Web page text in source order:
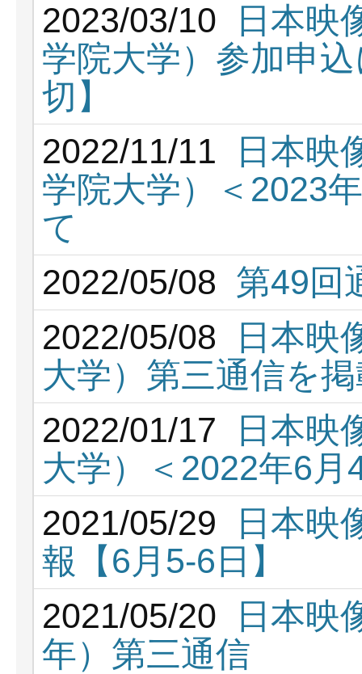
2023/03/10
日本映
学院大学）参加申
切】
2022/11/11
日本映
学院大学）＜2023
て
2022/05/08 第49回
2022/05/08
日本映
大学）第三通信を
2022/01/17
日本映
大学）＜2022年6
2021/05/29
日本映
報【6月5‐6日】
2021/05/20
日本映
年）第三通信